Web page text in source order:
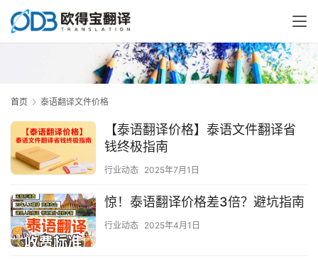
首页 泰语翻译文件价格
【泰语翻译价格】泰语文件翻译省
钱终极指南
行业动态 2025年7月1日
惊！泰语翻译价格差3倍？避坑指南
行业动态 2025年4月1日